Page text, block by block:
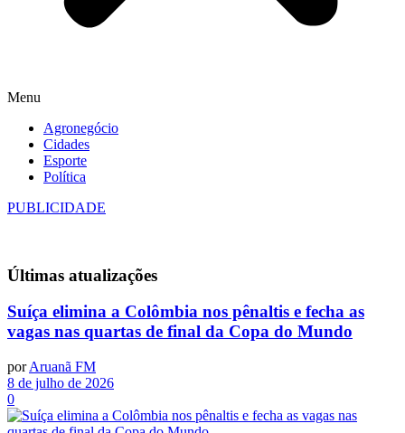
Menu
Agronegócio
Cidades
Esporte
Política
PUBLICIDADE
Últimas atualizações
Suíça elimina a Colômbia nos pênaltis e fecha as
vagas nas quartas de final da Copa do Mundo
por Aruanã FM
8 de julho de 2026
0